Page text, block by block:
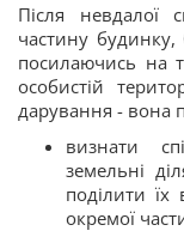
Після
частину будинку,
посилаючись на
особистій
дарування - вона
визнати
земельні
поділити їх
окремої